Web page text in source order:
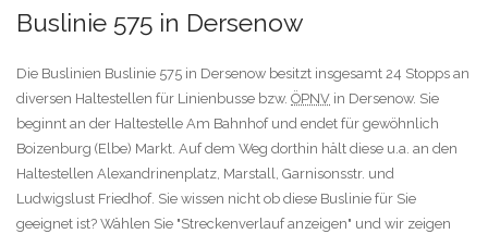
Buslinie 575 in Dersenow
Die Buslinien Buslinie 575 in Dersenow besitzt insgesamt 24 Stopps an
diversen Haltestellen für Linienbusse bzw. ÖPNV in Dersenow. Sie
beginnt an der Haltestelle Am Bahnhof und endet für gewöhnlich
Boizenburg (Elbe) Markt. Auf dem Weg dorthin hält diese u.a. an den
Haltestellen Alexandrinenplatz, Marstall, Garnisonsstr. und
Ludwigslust Friedhof. Sie wissen nicht ob diese Buslinie für Sie
geeignet ist? Wählen Sie "Streckenverlauf anzeigen" und wir zeigen